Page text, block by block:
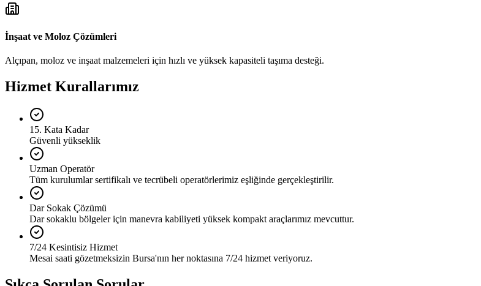
İnşaat ve Moloz Çözümleri
Alçıpan, moloz ve inşaat malzemeleri için hızlı ve yüksek kapasiteli taşıma desteği.
Hizmet Kurallarımız
15. Kata Kadar
Güvenli yükseklik
Uzman Operatör
Tüm kurulumlar sertifikalı ve tecrübeli operatörlerimiz eşliğinde gerçekleştirilir.
Dar Sokak Çözümü
Dar sokaklu bölgeler için manevra kabiliyeti yüksek kompakt araçlarımız mevcuttur.
7/24 Kesintisiz Hizmet
Mesai saati gözetmeksizin Bursa'nın her noktasına 7/24 hizmet veriyoruz.